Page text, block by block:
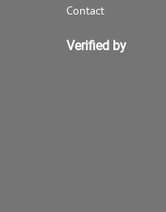
Contact
Verified by